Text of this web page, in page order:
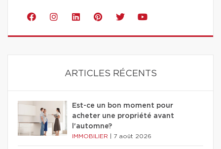
ARTICLES RÉCENTS
Est-ce un bon moment pour
acheter une propriété avant
l'automne?
IMMOBILIER 7 août 2026